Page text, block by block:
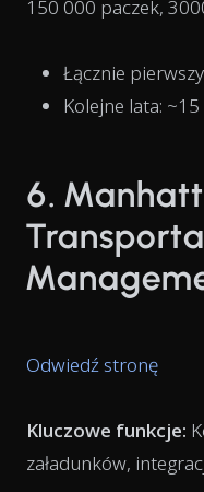
150 000 paczek,
Łącznie
Kolejne lata:
6.
Odwiedź stronę
Kluczowe funkcje:
załadunków,